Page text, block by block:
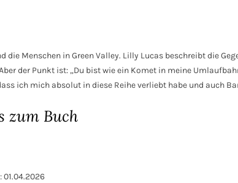
die Menschen in Green Valley. Lilly Lucas beschreibt die
der Punkt ist: „Du bist wie ein Komet in meine
ich mich absolut in diese Reihe verliebt habe und auch
zum Buch